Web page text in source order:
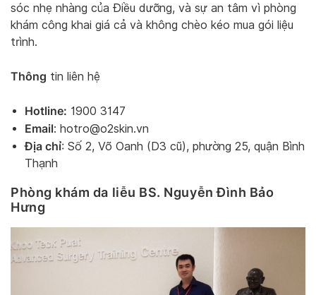
sóc nhẹ nhàng của Điều dưỡng, và sự an tâm vì phòng
khám công khai giá cả và không chèo kéo mua gói liệu
trình.
Thông tin liên hệ
Hotline: 1900 3147
Email: hotro@o2skin.vn
Địa chỉ: Số 2, Võ Oanh (D3 cũ), phường 25, quận Bình
Thạnh
Phòng khám da liễu BS. Nguyễn Đình Bảo
Hưng